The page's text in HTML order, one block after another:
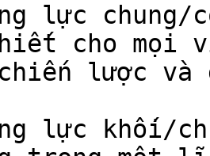
lực
cho mọi
lược
lực khối/